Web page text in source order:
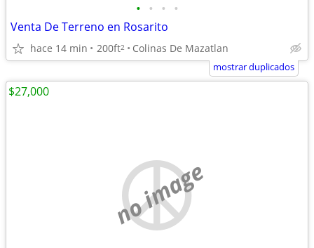
• • • •
Venta De Terreno en Rosarito
hace 14 min 200ft2 Colinas De Mazatlan
mostrar duplicados
no image
$27,000